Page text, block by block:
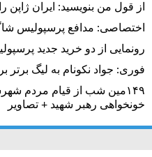
از قول من بنویسید: ایران ژاپن
اختصاصی: مدافع پرسپولیس
رونمایی از دو خرید جدید
فوری: جواد نکونام به لیگ برتر
۱۴۹مین شب از قیام مردم
خونخواهی رهبر شهید + تصاویر